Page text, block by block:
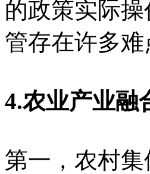
的政策实际
管存在许多难
4.农业产业融
第一，农村